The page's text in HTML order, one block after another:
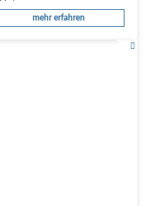
mehr erfahren